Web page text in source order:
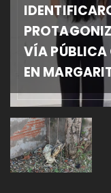
VÍA PÚBLICA
EN